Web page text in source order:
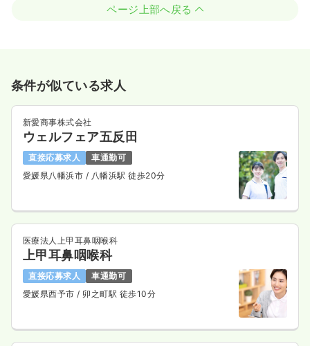
ページ上部へ戻る
条件が似ている求人
新愛商事株式会社
ウェルフェア五反田
直接応募求人
車通勤可
愛媛県八幡浜市 / 八幡浜駅 徒歩20分
医療法人上甲耳鼻咽喉科
上甲耳鼻咽喉科
直接応募求人
車通勤可
愛媛県西予市/ 卯之町駅 徒歩10分